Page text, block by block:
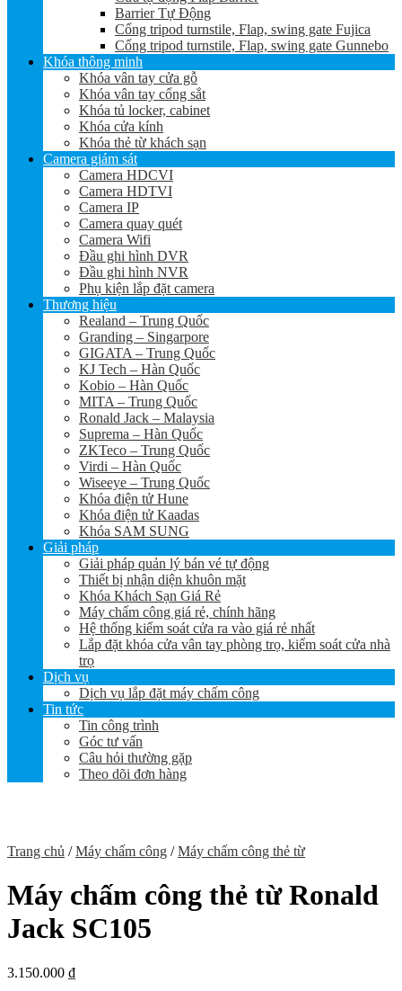
Barrier Tự Động
Cổng tripod turnstile, Flap, swing gate Fujica
Cổng tripod turnstile, Flap, swing gate Gunnebo
Khóa thông minh
Khóa vân tay cửa gỗ
Khóa vân tay cổng sắt
Khóa tủ locker, cabinet
Khóa cửa kính
Khóa thẻ từ khách sạn
Camera giám sát
Camera HDCVI
Camera HDTVI
Camera IP
Camera quay quét
Camera Wifi
Đầu ghi hình DVR
Đầu ghi hình NVR
Phụ kiện lắp đặt camera
Thương hiệu
Realand – Trung Quốc
Granding – Singarpore
GIGATA – Trung Quốc
KJ Tech – Hàn Quốc
Kobio – Hàn Quốc
MITA – Trung Quốc
Ronald Jack – Malaysia
Suprema – Hàn Quốc
ZKTeco – Trung Quốc
Virdi – Hàn Quốc
Wiseeye – Trung Quốc
Khóa điện tử Hune
Khóa điện tử Kaadas
Khóa SAM SUNG
Giải pháp
Giải pháp quản lý bán vé tự động
Thiết bị nhận diện khuôn mặt
Khóa Khách Sạn Giá Rẻ
Máy chấm công giá rẻ, chính hãng
Hệ thống kiểm soát cửa ra vào giá rẻ nhất
Lắp đặt khóa cửa vân tay phòng trọ, kiểm soát cửa nhà
trọ
Dịch vụ
Dịch vụ lắp đặt máy chấm công
Tin tức
Tin công trình
Góc tư vấn
Câu hỏi thường gặp
Theo dõi đơn hàng
Trang chủ / Máy chấm công / Máy chấm công thẻ từ
Máy chấm công thẻ từ Ronald
Jack SC105
3.150.000 ₫